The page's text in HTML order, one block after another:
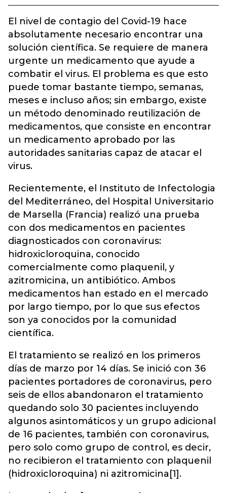
El nivel de contagio del Covid-19 hace
absolutamente necesario encontrar una
solución científica. Se requiere de manera
urgente un medicamento que ayude a
combatir el virus. El problema es que esto
puede tomar bastante tiempo, semanas,
meses e incluso años; sin embargo, existe
un método denominado reutilización de
medicamentos, que consiste en encontrar
un medicamento aprobado por las
autoridades sanitarias capaz de atacar el
virus.
Recientemente, el Instituto de Infectologia
del Mediterráneo, del Hospital Universitario
de Marsella (Francia) realizó una prueba
con dos medicamentos en pacientes
diagnosticados con coronavirus:
hidroxicloroquina, conocido
comercialmente como plaquenil, y
azitromicina, un antibiótico. Ambos
medicamentos han estado en el mercado
por largo tiempo, por lo que sus efectos
son ya conocidos por la comunidad
científica.
El tratamiento se realizó en los primeros
días de marzo por 14 días. Se inició con 36
pacientes portadores de coronavirus, pero
seis de ellos abandonaron el tratamiento
quedando solo 30 pacientes incluyendo
algunos asintomáticos y un grupo adicional
de 16 pacientes, también con coronavirus,
pero solo como grupo de control, es decir,
no recibieron el tratamiento con plaquenil
(hidroxicloroquina) ni azitromicina[1].